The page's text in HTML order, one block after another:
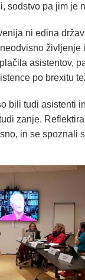
sodstvo pa jim je
ni edina
asistentov,
po brexitu
bili tudi asistenti
zanje.
in se spoznali